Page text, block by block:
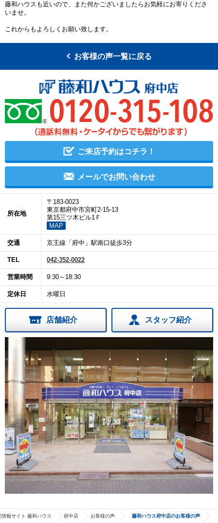
藤和ハウスも近いので、また何かございましたらお気軽にお寄りくださ
いませ。
これからもよろしくお願い致します。
お客様の声一覧に戻る
ご来店予約はコチラ！
メールでお問い合わせ
所在地
〒183-0023
東京都府中市宮町2-15-13
第15三ツ木ビル1Ｆ
MAP
交通 京王線「府中」駅南口徒歩3分
TEL 042-352-0022
営業時間 9:30～18:30
定休日 水曜日
店舗紹介 スタッフ紹介
報サイト 藤和ハウス 府中店 お客様の声 藤和ハウス府中店のお客様の声